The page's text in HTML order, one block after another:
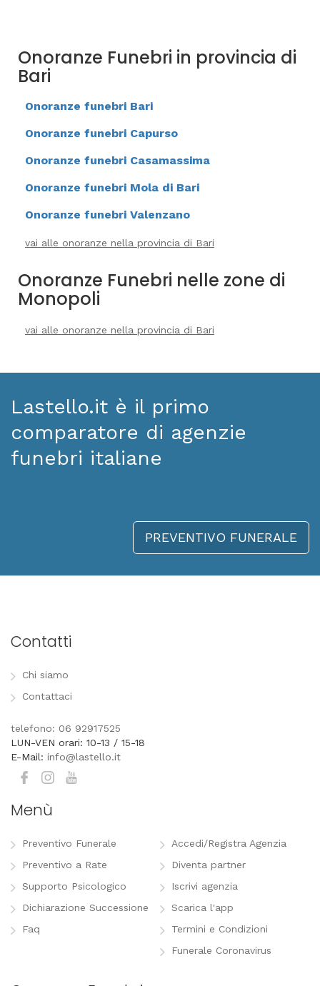
Onoranze Funebri in provincia di
Bari
Onoranze funebri Bari
Onoranze funebri Capurso
Onoranze funebri Casamassima
Onoranze funebri Mola di Bari
Onoranze funebri Valenzano
vai alle onoranze nella provincia di Bari
Onoranze Funebri nelle zone di
Monopoli
vai alle onoranze nella provincia di Bari
Lastello.it è il primo
comparatore di agenzie
funebri italiane
PREVENTIVO FUNERALE
Contatti
Chi siamo
Contattaci
telefono: 06 92917525
LUN-VEN orari: 10-13 / 15-18
E-Mail: info@lastello.it
Menù
Preventivo Funerale
Preventivo a Rate
Supporto Psicologico
Dichiarazione Successione
Faq
Accedi/Registra Agenzia
Diventa partner
Iscrivi agenzia
Scarica l'app
Termini e Condizioni
Funerale Coronavirus